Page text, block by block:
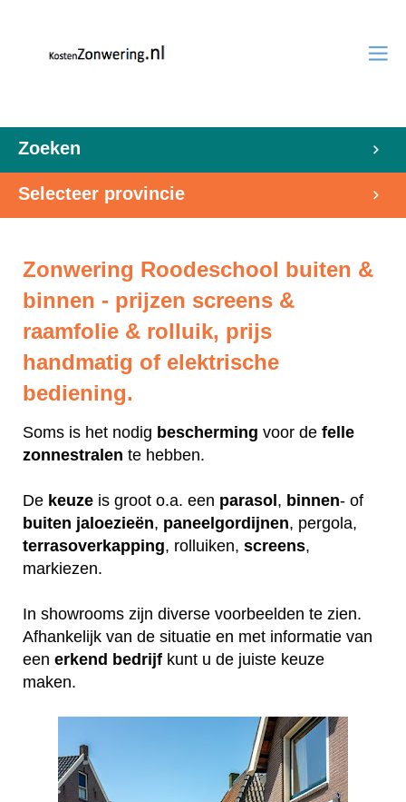
Zoeken
Selecteer provincie
Zonwering Roodeschool buiten &
binnen - prijzen screens &
raamfolie & rolluik, prijs
handmatig of elektrische
bediening.
Soms is het nodig bescherming voor de felle
zonnestralen te hebben.
De keuze is groot o.a. een parasol, binnen- of
buiten jaloezieën, paneelgordijnen, pergola,
terrasoverkapping, rolluiken, screens,
markiezen.
In showrooms zijn diverse voorbeelden te zien.
Afhankelijk van de situatie en met informatie van
een erkend bedrijf kunt u de juiste keuze
maken.